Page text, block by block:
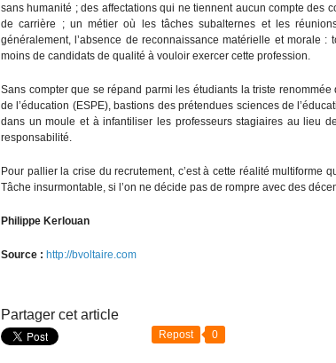
sans humanité ; des affectations qui ne tiennent aucun compte des
de carrière ; un métier où les tâches subalternes et les
généralement, l’absence de reconnaissance matérielle et morale :
moins de candidats de qualité à vouloir exercer cette profession.
Sans compter que se répand parmi les étudiants la triste
de l’éducation (ESPE), bastions des prétendues sciences de
dans un moule et à infantiliser les professeurs stagiaires au lieu
responsabilité.
Pour pallier la crise du recrutement, c’est à cette réalité multiforme
Tâche insurmontable, si l’on ne décide pas de rompre avec des
Philippe Kerlouan
Source : http://bvoltaire.com
Partager cet article
Repost 0